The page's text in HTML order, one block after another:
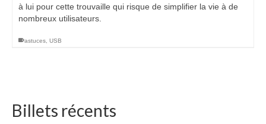
à lui pour cette trouvaille qui risque de simplifier la vie à de
nombreux utilisateurs.
astuces USB
Billets récents